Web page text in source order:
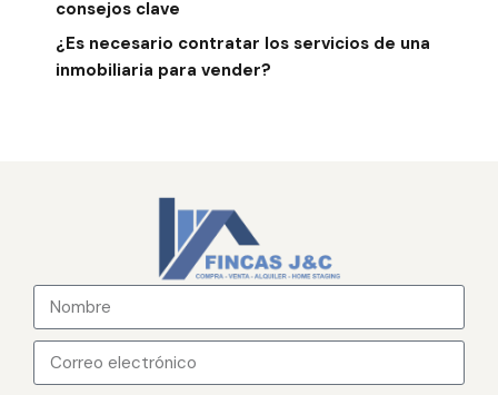
consejos clave
¿Es necesario contratar los servicios de una
inmobiliaria para vender?